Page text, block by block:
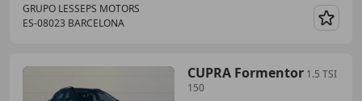
GRUPO LESSEPS MOTORS
ES-08023 BARCELONA
CUPRA Formentor 1.5 TSI
150